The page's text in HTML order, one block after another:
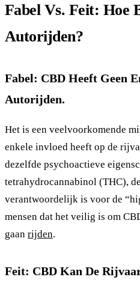
Fabel Vs. Feit: Hoe
Autorijden?
Fabel: CBD Heeft Geen
Autorijden.
Het is een veelvoorkomende
enkele invloed heeft op de
dezelfde psychoactieve
tetrahydrocannabinol (THC),
verantwoordelijk is voor de
mensen dat het veilig is om
gaan rijden.
Feit: CBD Kan De